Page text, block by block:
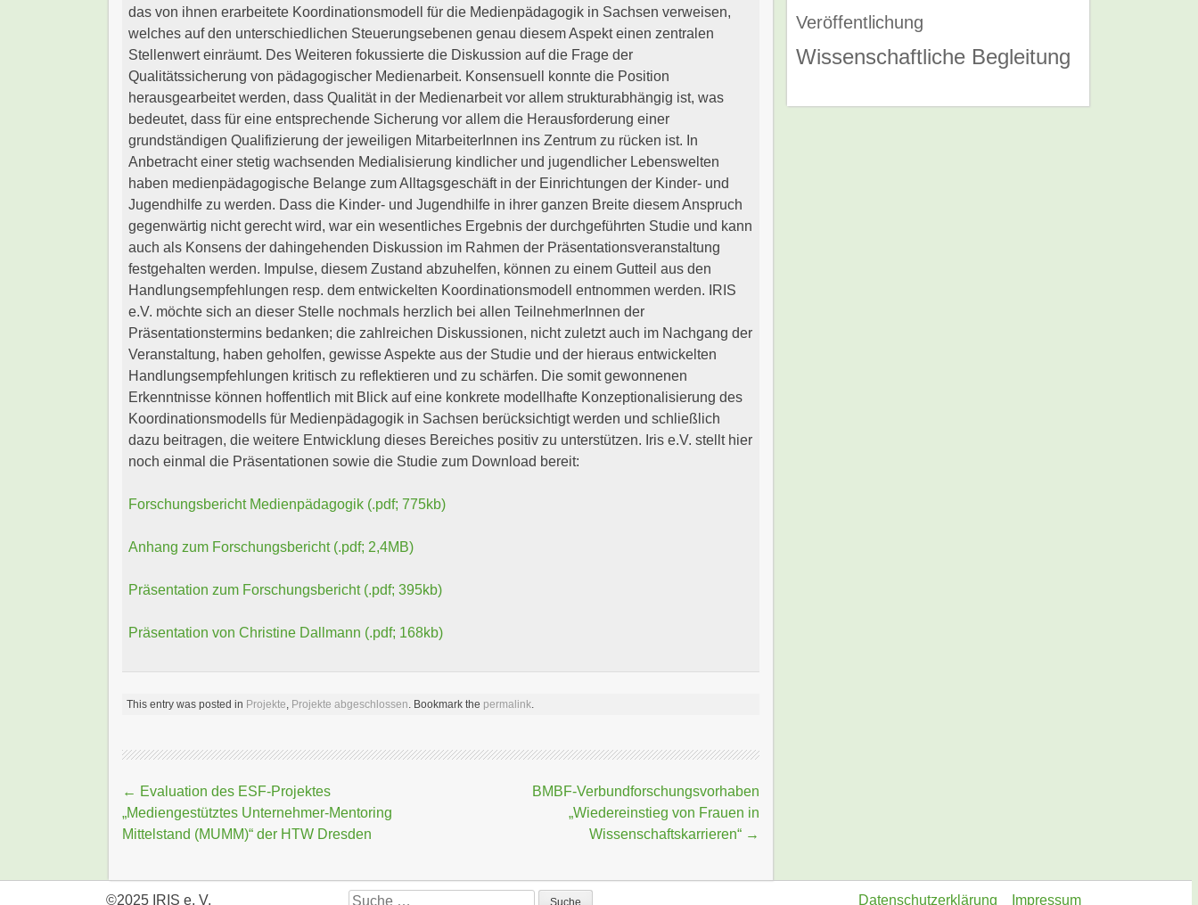
das von ihnen erarbeitete Koordinationsmodell für die Medienpädagogik in Sachsen verweisen,
welches auf den unterschiedlichen Steuerungsebenen genau diesem Aspekt einen zentralen
Stellenwert einräumt. Des Weiteren fokussierte die Diskussion auf die Frage der
Qualitätssicherung von pädagogischer Medienarbeit. Konsensuell konnte die Position
herausgearbeitet werden, dass Qualität in der Medienarbeit vor allem strukturabhängig ist, was
bedeutet, dass für eine entsprechende Sicherung vor allem die Herausforderung einer
grundständigen Qualifizierung der jeweiligen MitarbeiterInnen ins Zentrum zu rücken ist. In
Anbetracht einer stetig wachsenden Medialisierung kindlicher und jugendlicher Lebenswelten
haben medienpädagogische Belange zum Alltagsgeschäft in der Einrichtungen der Kinder- und
Jugendhilfe zu werden. Dass die Kinder- und Jugendhilfe in ihrer ganzen Breite diesem Anspruch
gegenwärtig nicht gerecht wird, war ein wesentliches Ergebnis der durchgeführten Studie und kann
auch als Konsens der dahingehenden Diskussion im Rahmen der Präsentationsveranstaltung
festgehalten werden. Impulse, diesem Zustand abzuhelfen, können zu einem Gutteil aus den
Handlungsempfehlungen resp. dem entwickelten Koordinationsmodell entnommen werden. IRIS
e.V. möchte sich an dieser Stelle nochmals herzlich bei allen TeilnehmerInnen der
Präsentationstermins bedanken; die zahlreichen Diskussionen, nicht zuletzt auch im Nachgang der
Veranstaltung, haben geholfen, gewisse Aspekte aus der Studie und der hieraus entwickelten
Handlungsempfehlungen kritisch zu reflektieren und zu schärfen. Die somit gewonnenen
Erkenntnisse können hoffentlich mit Blick auf eine konkrete modellhafte Konzeptionalisierung des
Koordinationsmodells für Medienpädagogik in Sachsen berücksichtigt werden und schließlich
dazu beitragen, die weitere Entwicklung dieses Bereiches positiv zu unterstützen. Iris e.V. stellt hier
noch einmal die Präsentationen sowie die Studie zum Download bereit:
Forschungsbericht Medienpädagogik (.pdf; 775kb)
Anhang zum Forschungsbericht (.pdf; 2,4MB)
Präsentation zum Forschungsbericht (.pdf; 395kb)
Präsentation von Christine Dallmann (.pdf; 168kb)
This entry was posted in Projekte, Projekte abgeschlossen. Bookmark the permalink.
Beitragsnavigation
← Evaluation des ESF-Projektes
„Mediengestütztes Unternehmer-Mentoring
Mittelstand (MUMM)“ der HTW Dresden
BMBF-Verbundforschungsvorhaben
„Wiedereinstieg von Frauen in
Wissenschaftskarrieren“ →
Veröffentlichung
Wissenschaftliche Begleitung
Datenschutzerklärung Impressum
©2025 IRIS e. V. Suche